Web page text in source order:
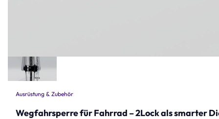
Ausrüstung & Zubehör
Wegfahrsperre für Fahrrad – 2Lock als smarter